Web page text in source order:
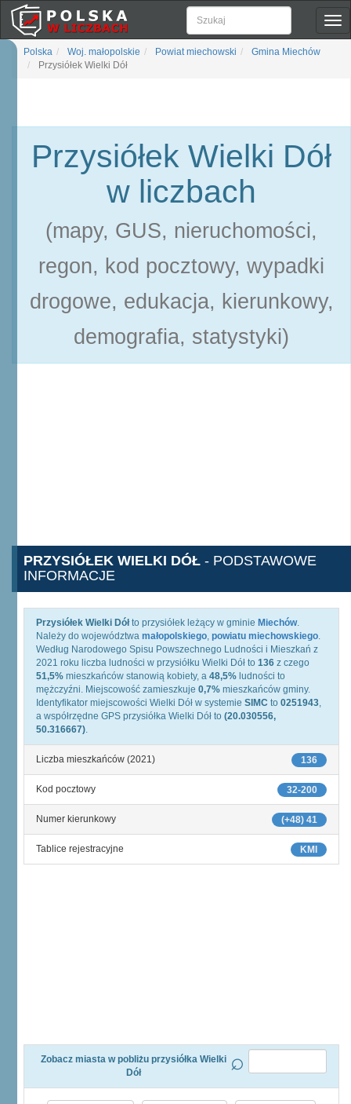
Polska Woj. małopolskie Powiat miechowski
Gmina Miechów
Przysiółek Wielki Dół
Przysiółek Wielki Dół
w liczbach
(mapy, GUS, nieruchomości,
regon, kod pocztowy, wypadki
drogowe, edukacja, kierunkowy,
demografia, statystyki)
PRZYSIÓŁEK WIELKI DÓŁ - PODSTAWOWE
INFORMACJE
Przysiółek Wielki Dółto przysiółek leżący w gminie Miechów.
Należy do województwa małopolskiego, powiatu miechowskiego.
Według Narodowego Spisu Powszechnego Ludności i Mieszkań z
2021 roku liczba ludności w przysiółku Wielki Dół to 136 z czego
51,5% mieszkańców stanowią kobiety, a 48,5% ludności to
mężczyźni. Miejscowość zamieszkuje 0,7% mieszkańców gminy.
Identyfikator miejscowości Wielki Dół w systemie SIMC to 0251943,
a współrzędne GPS przysiółka Wielki Dół to (20.030556,
50.316667).
136
Liczba mieszkańców (2021)
32-200
Kod pocztowy
(+48) 41
Numer kierunkowy
KMI
Tablice rejestracyjne
Zobacz miasta w pobliżu przysiółka Wielki
Dół